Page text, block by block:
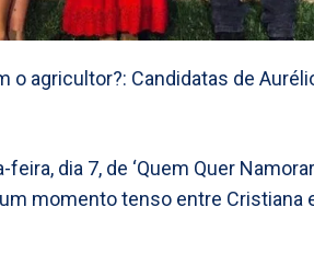
o agricultor?: Candidatas de
dia 7, de ‘Quem Quer
momento tenso entre Cristiana